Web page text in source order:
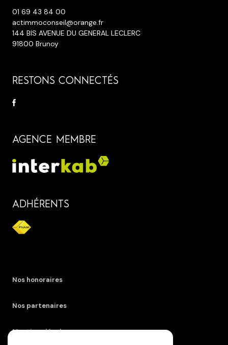
01 69 43 84 00
actimmoconseil@orange.fr
144 BIS AVENUE DU GENERAL LECLERC
91800 Brunoy
RESTONS CONNECTÉS
AGENCE MEMBRE
ADHÉRENTS
Nos honoraires
Nos partenaires
Mentions légales